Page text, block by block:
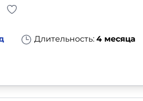
Длительность: 4 месяца